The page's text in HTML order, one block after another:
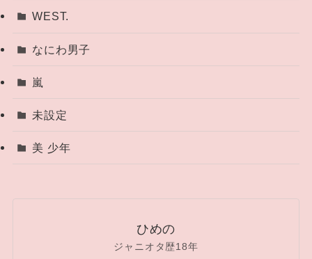
WEST.
なにわ男子
嵐
未設定
美 少年
ひめの
ジャニオタ歴18年